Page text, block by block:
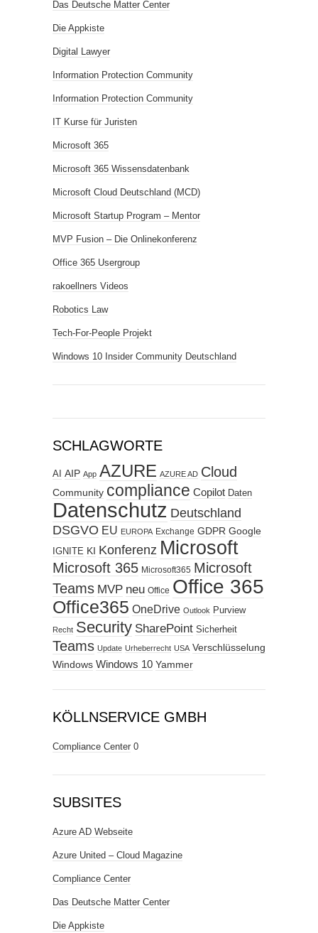
Das Deutsche Matter Center
Die Appkiste
Digital Lawyer
Information Protection Community
Information Protection Community
IT Kurse für Juristen
Microsoft 365
Microsoft 365 Wissensdatenbank
Microsoft Cloud Deutschland (MCD)
Microsoft Startup Program – Mentor
MVP Fusion – Die Onlinekonferenz
Office 365 Usergroup
rakoellners Videos
Robotics Law
Tech-For-People Projekt
Windows 10 Insider Community Deutschland
SCHLAGWORTE
AI AIP App AZURE AZURE AD Cloud
Community compliance Copilot Daten
Datenschutz Deutschland
DSGVO EU EUROPA Exchange GDPR Google
IGNITE KI Konferenz Microsoft
Microsoft 365 Microsoft365 Microsoft
Teams MVP neu Office Office 365
Office365 OneDrive Outlook Purview
Recht Security SharePoint Sicherheit
Teams Update Urheberrecht USA Verschlüsselung
Windows Windows 10 Yammer
KÖLLNSERVICE GMBH
Compliance Center 0
SUBSITES
Azure AD Webseite
Azure United – Cloud Magazine
Compliance Center
Das Deutsche Matter Center
Die Appkiste